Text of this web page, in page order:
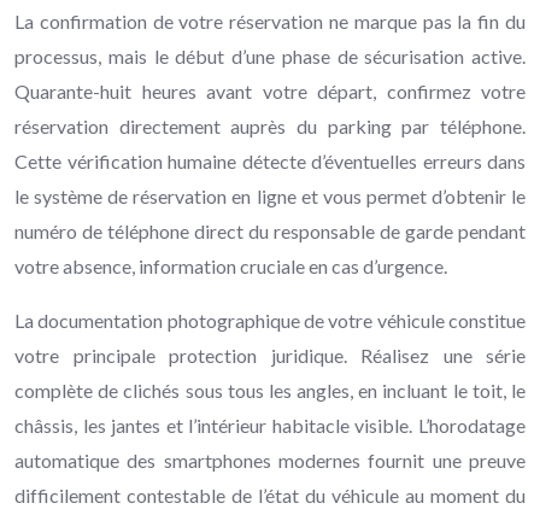
La confirmation de votre réservation ne marque pas la fin du
processus, mais le début d’une phase de sécurisation active.
Quarante-huit heures avant votre départ, confirmez votre
réservation directement auprès du parking par téléphone.
Cette vérification humaine détecte d’éventuelles erreurs dans
le système de réservation en ligne et vous permet d’obtenir le
numéro de téléphone direct du responsable de garde pendant
votre absence, information cruciale en cas d’urgence.
La documentation photographique de votre véhicule constitue
votre principale protection juridique. Réalisez une série
complète de clichés sous tous les angles, en incluant le toit, le
châssis, les jantes et l’intérieur habitacle visible. L’horodatage
automatique des smartphones modernes fournit une preuve
difficilement contestable de l’état du véhicule au moment du